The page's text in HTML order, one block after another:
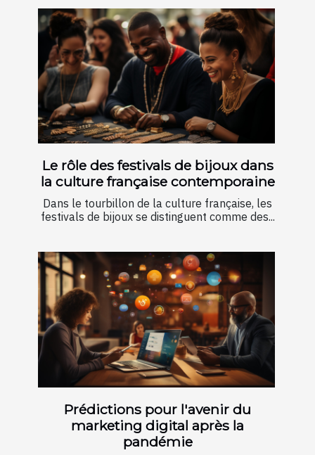
Le rôle des festivals de bijoux dans
la culture française contemporaine
Dans le tourbillon de la culture française, les
festivals de bijoux se distinguent comme des...
Prédictions pour l'avenir du
marketing digital après la
pandémie